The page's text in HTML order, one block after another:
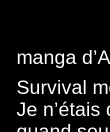
manga
Survival
Je